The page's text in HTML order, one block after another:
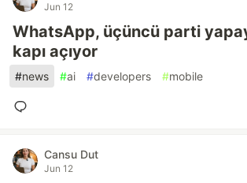
Jun 12
WhatsApp, üçüncü parti
kapı açıyor
#news #ai #developers #mobile
Cansu Dut
Jun 12